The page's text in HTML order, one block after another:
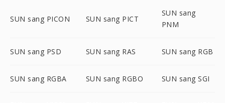
SUN sang PICON SUN sang PICT
SUN sang
PNM
SUN sang PSD SUN sang RAS SUN sang RGB
SUN sang RGBA SUN sang RGBO SUN sang SGI